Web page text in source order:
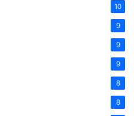
10
9
9
9
8
8